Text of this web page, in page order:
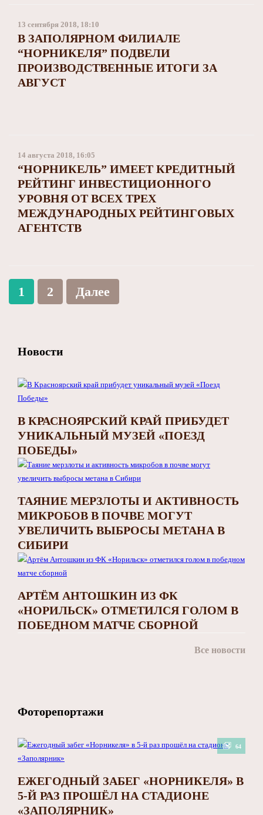
13 сентября 2018, 18:10
В ЗАПОЛЯРНОМ ФИЛИАЛЕ
“НОРНИКЕЛЯ” ПОДВЕЛИ
ПРОИЗВОДСТВЕННЫЕ ИТОГИ ЗА
АВГУСТ
14 августа 2018, 16:05
“НОРНИКЕЛЬ” ИМЕЕТ КРЕДИТНЫЙ
РЕЙТИНГ ИНВЕСТИЦИОННОГО
УРОВНЯ ОТ ВСЕХ ТРЕХ
МЕЖДУНАРОДНЫХ РЕЙТИНГОВЫХ
АГЕНТСТВ
1 2 Далее
Новости
В КРАСНОЯРСКИЙ КРАЙ ПРИБУДЕТ
УНИКАЛЬНЫЙ МУЗЕЙ «ПОЕЗД
ПОБЕДЫ»
ТАЯНИЕ МЕРЗЛОТЫ И АКТИВНОСТЬ
МИКРОБОВ В ПОЧВЕ МОГУТ
УВЕЛИЧИТЬ ВЫБРОСЫ МЕТАНА В
СИБИРИ
АРТЁМ АНТОШКИН ИЗ ФК
«НОРИЛЬСК» ОТМЕТИЛСЯ ГОЛОМ В
ПОБЕДНОМ МАТЧЕ СБОРНОЙ
Все новости
Фоторепортажи
64
ЕЖЕГОДНЫЙ ЗАБЕГ «НОРНИКЕЛЯ» В
5-Й РАЗ ПРОШЁЛ НА СТАДИОНЕ
«ЗАПОЛЯРНИК»